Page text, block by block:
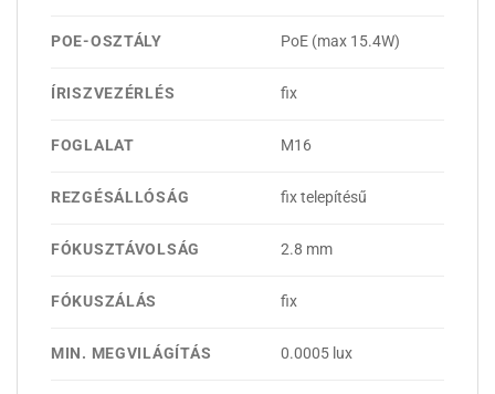
POE-OSZTÁLY PoE (max 15.4W)
ÍRISZVEZÉRLÉS fix
FOGLALAT M16
REZGÉSÁLLÓSÁG fix telepítésű
FÓKUSZTÁVOLSÁG 2.8 mm
FÓKUSZÁLÁS fix
MIN. MEGVILÁGÍTÁS 0.0005 lux